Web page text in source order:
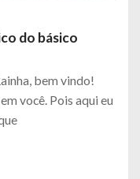
do básico
bem vindo!
você. Pois aqui eu